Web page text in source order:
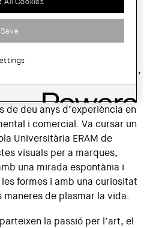
Figueras (Girona)
per la Universitat de
per l’Hospital
complexitat de la ment
una altra manera de mirar,
gestos i silencis.
de deu anys d’experiència en
i comercial. Va cursar un
Universitària ERAM de
visuals per a marques,
una mirada espontània i
formes i amb una curiositat
de plasmar la vida.
la passió per l’art, el
Save